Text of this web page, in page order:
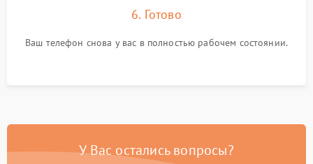
6. Готово
Ваш телефон снова у вас в полностью рабочем состоянии.
У Вас остались вопросы?